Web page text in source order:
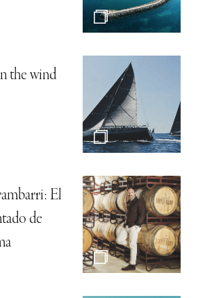
the wind
El
de